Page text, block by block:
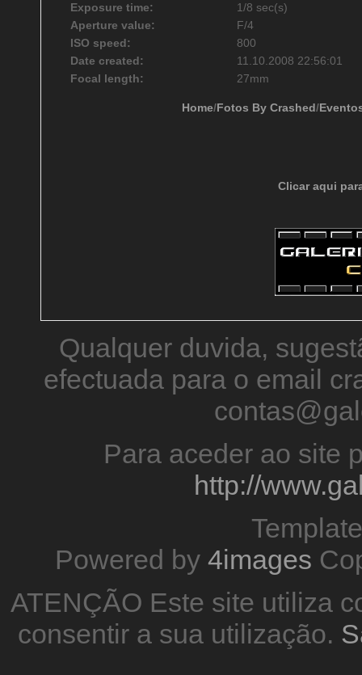
Exposure time:
1/8 sec(s)
Aperture value:
F/4
ISO speed:
800
Date created:
11.10.2008 22:56:01
Focal length:
27mm
Home/Fotos By Crashed/
Clicar aqui
Qualquer duvida,
efectuada para o email
Para aceder ao site
http://
Powered by 4images
ATENÇÃO Este site utiliza
consentir a sua utilização.